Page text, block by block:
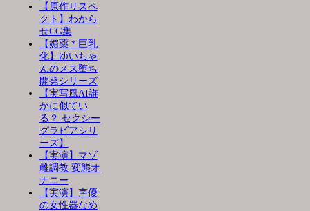
【原作リスペ
クト】わから
せCG集
【媚薬＊巨乳
化】ゆいちゃ
んのメス堕ち
開発シリーズ
【実写風AI誰
かに似てい
る？ セクシー
グラビアシリ
ーズ】
【実演】マゾ
雌調教 変態オ
ナニー
【実演】声優
の女性器なめ